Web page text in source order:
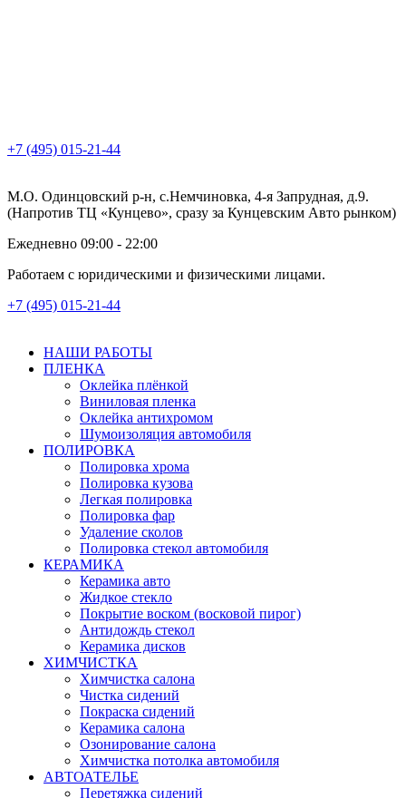
+7 (495) 015-21-44
М.О. Одинцовский р-н, с.Немчиновка, 4-я Запрудная, д.9.
(Напротив ТЦ «Кунцево», сразу за Кунцевским Авто рынком)
Ежедневно 09:00 - 22:00
Работаем с юридическими и физическими лицами.
+7 (495) 015-21-44
НАШИ РАБОТЫ
ПЛЕНКА
Оклейка плёнкой
Виниловая пленка
Оклейка антихромом
Шумоизоляция автомобиля
ПОЛИРОВКА
Полировка хрома
Полировка кузова
Легкая полировка
Полировка фар
Удаление сколов
Полировка стекол автомобиля
КЕРАМИКА
Керамика авто
Жидкое стекло
Покрытие воском (восковой пирог)
Антидождь стекол
Керамика дисков
ХИМЧИСТКА
Химчистка салона
Чистка сидений
Покраска сидений
Керамика салона
Озонирование салона
Химчистка потолка автомобиля
АВТОАТЕЛЬЕ
Перетяжка сидений